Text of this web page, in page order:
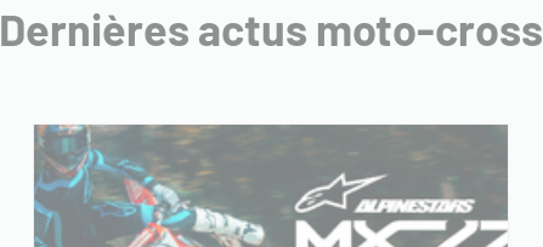
Dernières actus moto-cross